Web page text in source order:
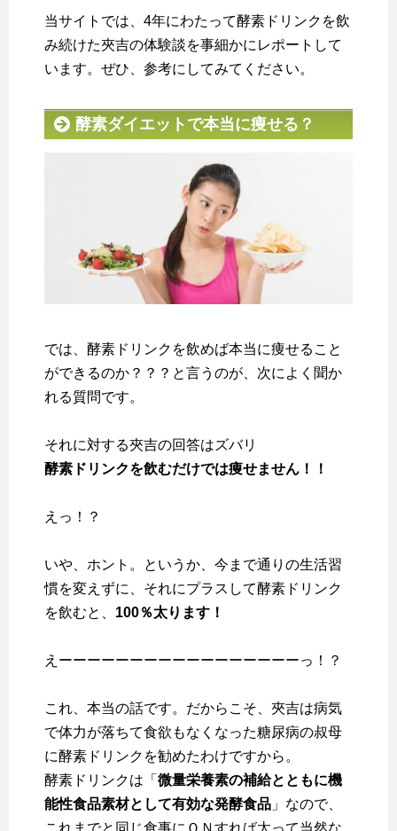
当サイトでは、4年にわたって酵素ドリンクを飲
み続けた夾吉の体験談を事細かにレポートして
います。ぜひ、参考にしてみてください。
酵素ダイエットで本当に痩せる？
では、酵素ドリンクを飲めば本当に痩せること
ができるのか？？？と言うのが、次によく聞か
れる質問です。
それに対する夾吉の回答はズバリ
酵素ドリンクを飲むだけでは痩せません！！
えっ！？
いや、ホント。というか、今まで通りの生活習
慣を変えずに、それにプラスして酵素ドリンク
を飲むと、 100％太ります！
えーーーーーーーーーーーーーーーーーっ！？
これ、本当の話です。だからこそ、夾吉は病気
で体力が落ちて食欲もなくなった糖尿病の叔母
に酵素ドリンクを勧めたわけですから。
酵素ドリンクは「 微量栄養素の補給とともに機
能性食品素材として有効な発酵食品 」なので、
これまでと同じ食事にＯＮすれば太って当然な